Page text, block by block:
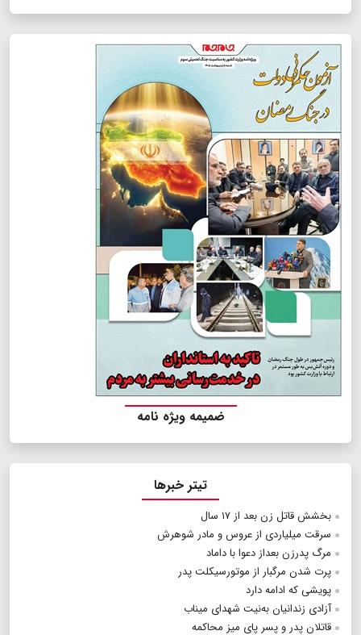
ضمیمه ویژه نامه
تیتر خبرها
بخشش قاتل زن بعد از ۱۷ سال
سرقت میلیاردی از عروس و مادر شوهرش
مرگ پدرزن بعداز دعوا با داماد
پرت شدن مرگبار از موتورسیکلت پدر
پویشی که ادامه دارد
آزادی زندانیان به‌نیت شهدای میناب
قاتلان پدر و پسر پای میز محاکمه